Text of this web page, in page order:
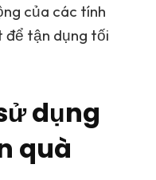
của các tính
để tận dụng tối
dụng
quà